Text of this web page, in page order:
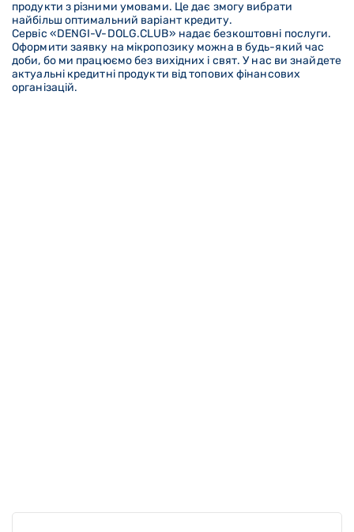
продукти з різними умовами. Це дає змогу вибрати
найбільш оптимальний варіант кредиту.
Сервіс «DENGI-V-DOLG.CLUB» надає безкоштовні послуги.
Оформити заявку на мікропозику можна в будь-який час
доби, бо ми працюємо без вихідних і свят. У нас ви знайдете
актуальні кредитні продукти від топових фінансових
організацій.